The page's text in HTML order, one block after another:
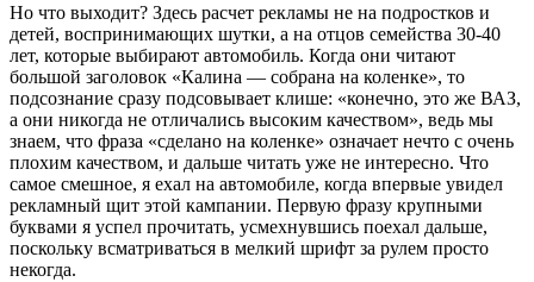
Но что выходит? Здесь расчет рекламы не на подростков и
детей, воспринимающих шутки, а на отцов семейства 30-40
лет, которые выбирают автомобиль. Когда они читают
большой заголовок «Калина — собрана на коленке», то
подсознание сразу подсовывает клише: «конечно, это же ВАЗ,
а они никогда не отличались высоким качеством», ведь мы
знаем, что фраза «сделано на коленке» означает нечто с очень
плохим качеством, и дальше читать уже не интересно. Что
самое смешное, я ехал на автомобиле, когда впервые увидел
рекламный щит этой кампании. Первую фразу крупными
буквами я успел прочитать, усмехнувшись поехал дальше,
поскольку всматриваться в мелкий шрифт за рулем просто
некогда.